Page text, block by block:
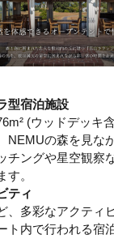
型宿泊施設
(ウッドデッキ
NEMUの森を見な
チングや星空観察
す。
ティ
、多彩なアクティ
ト内で行われる宿